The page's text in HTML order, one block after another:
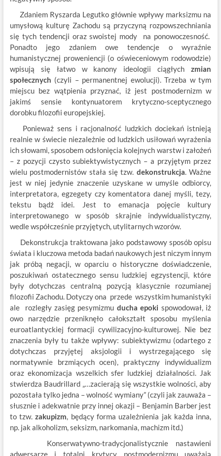
Zdaniem Ryszarda Legutko głównie wpływy marksizmu na
umysłową kulturę Zachodu są przyczyną rozpowszechniania
się tych tendencji oraz swoistej mody na ponowoczesność.
Ponadto jego zdaniem owe tendencje o wyraźnie
humanistycznej proweniencji (o oświeceniowym rodowodzie)
wpisują się łatwo w kanony ideologii ciągłychzmian
społecznych (czyli – permanentnej ewolucji). Trzeba w tym
miejscu bez wątpienia przyznać, iż jest postmodernizm w
jakimś sensie kontynuatorem krytyczno-sceptycznego
dorobku filozofii europejskiej.
Ponieważ sens i racjonalność ludzkich dociekań istnieją
realnie w świecie niezależnie od ludzkich usiłowań wyrażenia
ich słowami, sposobem odsłonięcia kolejnych warstw i założeń
– z pozycji czysto subiektywistycznych – a przyjętym przez
wielu postmodernistów stała się tzw. dekonstrukcja. Ważne
jest w niej jedynie znaczenie uzyskane w umyśle odbiorcy,
interpretatora, egzegety czy komentatora danej myśli, tezy,
tekstu bądź idei. Jest to emanacja pojęcie kultury
interpretowanego w sposób skrajnie indywidualistyczny,
wedle współcześnie przyjętych, utylitarnych wzorów.
Dekonstrukcja traktowana jako podstawowy sposób opisu
świata i kluczowa metoda badań naukowych jest niczym innym
jak próbą negacji, w oparciu o historyczne doświadczenie,
poszukiwań ostatecznego sensu ludzkiej egzystencji, które
były dotychczas centralną pozycją klasycznie rozumianej
filozofii Zachodu. Dotyczy ona przede wszystkim humanistyki
ale rozległy zasięg pesymizmu ducha epoki spowodował, iż
owo narzędzie przeniknęło całokształt sposobu myślenia
euroatlantyckiej formacji cywilizacyjno-kulturowej. Nie bez
znaczenia były tu także wpływy: subiektywizmu (odartego z
dotychczas przyjętej aksjologii i wystrzegającego się
normatywnie brzmiących ocen), praktyczny indywidualizm
oraz ekonomizacja wszelkich sfer ludzkiej działalności. Jak
stwierdza Baudrillard „…zacierają się wszystkie wolności, aby
pozostała tylko jedna – wolność wymiany” (czyli jak zauważa –
słusznie i adekwatnie przy innej okazji – Benjamin Barber jest
to tzw.zakupizm, będący forma uzależnienia jak każda inna,
np. jak alkoholizm, seksizm, narkomania, machizm itd.)
Konserwatywno-tradycjonalistycznie nastawieni
adwersarze i totalni krytycy postmodernizmu uważają